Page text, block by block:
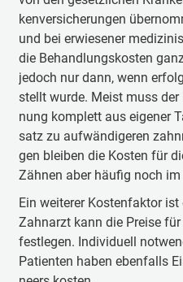
ken­ver­si­che­rungen
und bei er­wie­se­ner
die Be­hand­lungs­kos­ten
je­doch nur dann, wenn
stellt wur­de. Meist muss
nung kom­plett aus ei­ge­ner
satz zu auf­wän­di­ge­ren
gen blei­ben die Kos­ten für
Zäh­nen aber häu­fig noch
Ein wei­te­rer Kos­ten­fak­tor
Zahn­arzt kann die Prei­se
fest­le­gen. In­di­vi­du­ell
Pa­tien­ten ha­ben eben­falls